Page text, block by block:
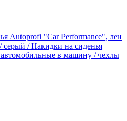
Autoprofi "Car Performance", лен
/ Накидки на сиденья
в машину / чехлы